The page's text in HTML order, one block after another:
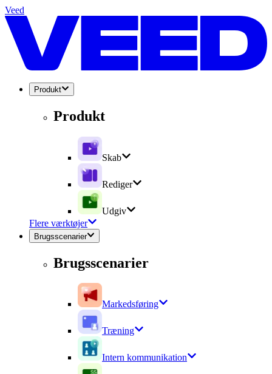
Veed
Produkt
Produkt
Skab
Rediger
Udgiv
Flere værktøjer
Brugsscenarier
Brugsscenarier
Markedsføring
Træning
Intern kommunikation